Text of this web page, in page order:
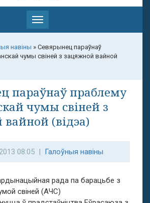
Паказаць
меню
навіны » Севярынец параўнаў
чумы свіней з зацяжной вайной
параўнаў праблему
чумы свіней з
(відэа)
08:05 | Галоўныя навіны
рада па барацьбе з
свіней (АЧС)